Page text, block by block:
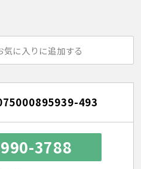
気に入りに追加する
493
3788